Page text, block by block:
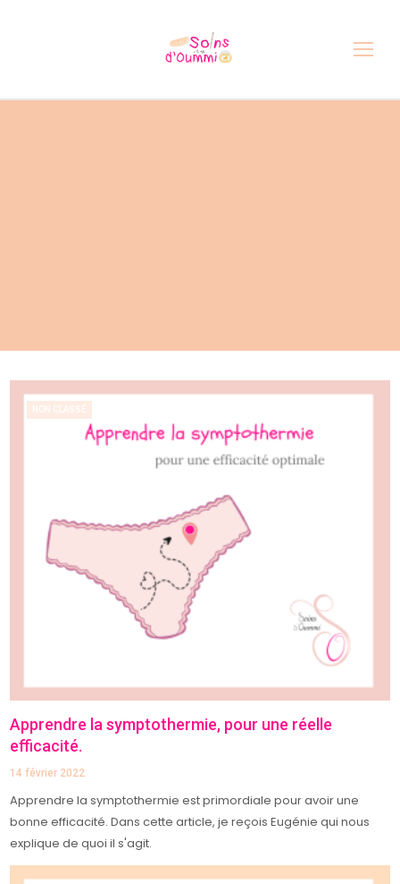
NON CLASSÉ
Apprendre la symptothermie, pour une réelle
efficacité.
14 février 2022
Apprendre la symptothermie est primordiale pour avoir une
bonne efficacité. Dans cette article, je reçois Eugénie qui nous
explique de quoi il s'agit.